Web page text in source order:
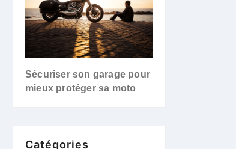
Sécuriser son garage pour
mieux protéger sa moto
Catégories